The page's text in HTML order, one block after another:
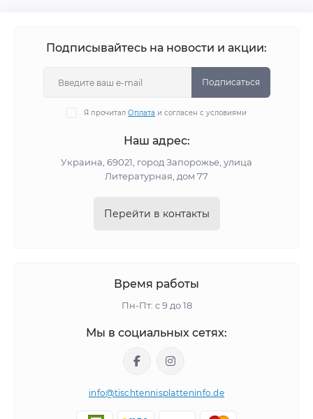
Подписывайтесь на новости и акции:
Подписаться
Я прочитал Оплата и согласен с условиями
Наш адрес:
Украина, 69021, город Запорожье, улица
Литературная, дом 77
Перейти в контакты
Время работы
Пн-Пт: с 9 до 18
Мы в социальных сетях:
info@tischtennisplatteninfo.de